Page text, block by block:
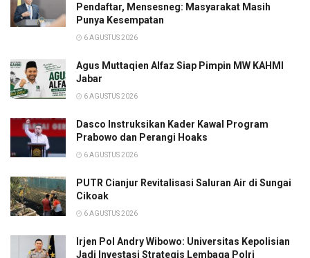
Pendaftar, Mensesneg: Masyarakat Masih
Punya Kesempatan
6 AGUSTUS 2026
Agus Muttaqien Alfaz Siap Pimpin MW KAHMI
Jabar
6 AGUSTUS 2026
Dasco Instruksikan Kader Kawal Program
Prabowo dan Perangi Hoaks
6 AGUSTUS 2026
PUTR Cianjur Revitalisasi Saluran Air di Sungai
Cikoak
6 AGUSTUS 2026
Irjen Pol Andry Wibowo: Universitas Kepolisian
Jadi Investasi Strategis Lembaga Polri